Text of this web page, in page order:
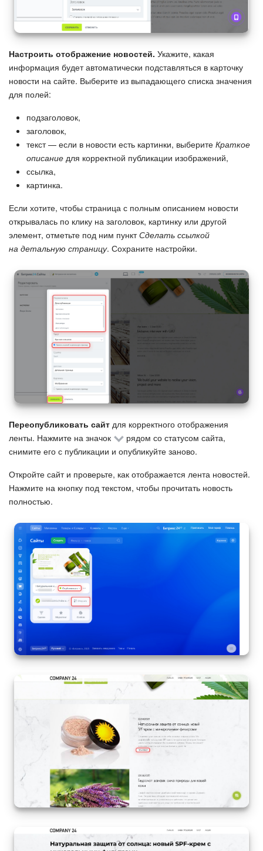
Настроить отображение новостей. Укажите, какая
информация будет автоматически подставляться в карточку
новости на сайте. Выберите из выпадающего списка значения
для полей:
подзаголовок,
заголовок,
текст — если в новости есть картинки, выберите Краткое
описание для корректной публикации изображений,
ссылка,
картинка.
Если хотите, чтобы страница с полным описанием новости
открывалась по клику на заголовок, картинку или другой
элемент, отметьте под ним пунктСделать ссылкой
на детальную страницу. Сохраните настройки.
Переопубликовать сайт для корректного отображения
ленты. Нажмите на значок
рядом со статусом сайта,
снимите его с публикации и опубликуйте заново.
Откройте сайт и проверьте, как отображается лента новостей.
Нажмите на кнопку под текстом, чтобы прочитать новость
полностью.